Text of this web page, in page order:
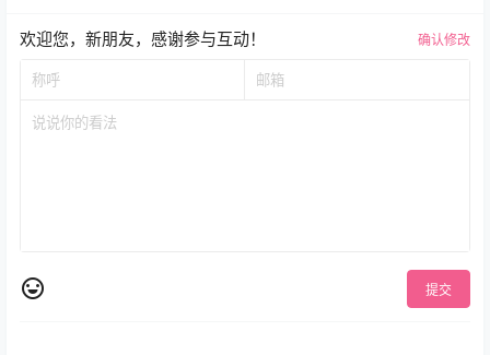
欢迎您，新朋友，感谢参与互动！ 确认修改
提交